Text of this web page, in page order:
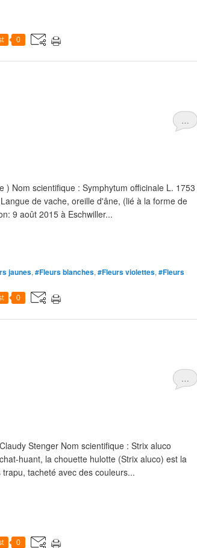
0
…
) Nom scientifique : Symphytum officinale L. 1753
de vache, oreille d'âne, (lié à la forme de
9 août 2015 à Eschwiller...
jaunes, #Fleurs blanches, #Fleurs violettes, #Fleurs
0
…
Stenger Nom scientifique : Strix aluco
huant, la chouette hulotte (Strix aluco) est la
tacheté avec des couleurs...
0